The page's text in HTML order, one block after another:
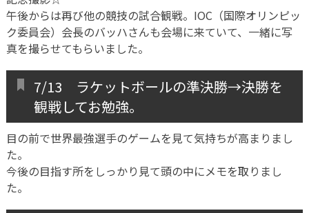
午後からは再び他の競技の試合観戦。IOC（国際オリンピッ
ク委員会）会長のバッハさんも会場に来ていて、一緒に写
真を撮らせてもらいました。
7/13 ラケットボールの準決勝→決勝を
観戦してお勉強。
目の前で世界最強選手のゲームを見て気持ちが高まりまし
た。
今後の目指す所をしっかり見て頭の中にメモを取りまし
た。